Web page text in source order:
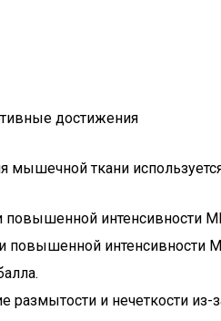
достижения
мышечной ткани
повышенной
повышенной
размытости и нечеткости